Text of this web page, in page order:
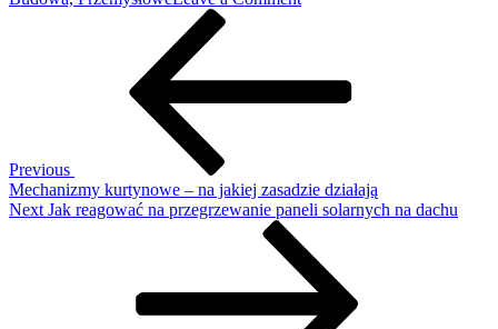
zastosowania
inspiracje
Previous
Mechanizmy kurtynowe – na jakiej zasadzie działają
Next
Next Jak reagować na przegrzewanie paneli solarnych na dachu